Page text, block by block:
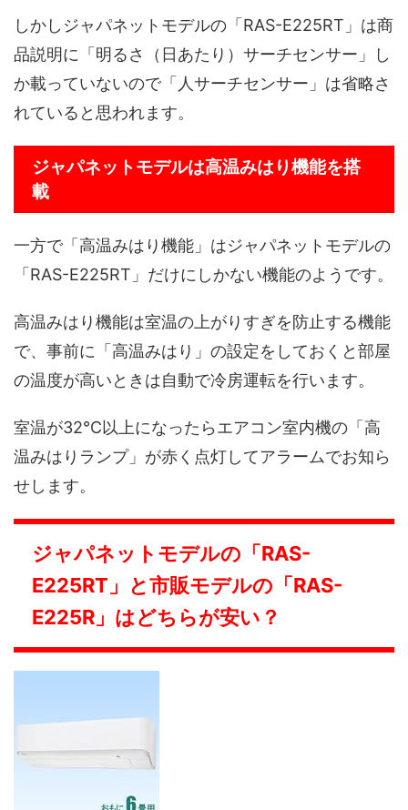
しかしジャパネットモデルの「RAS-E225RT」は商
品説明に「明るさ（日あたり）サーチセンサー」し
か載っていないので「人サーチセンサー」は省略さ
れていると思われます。
ジャパネットモデルは高温みはり機能を搭
載
一方で「高温みはり機能」はジャパネットモデルの
「RAS-E225RT」だけにしかない機能のようです。
高温みはり機能は室温の上がりすぎを防止する機能
で、事前に「高温みはり」の設定をしておくと部屋
の温度が高いときは自動で冷房運転を行います。
室温が32℃以上になったらエアコン室内機の「高
温みはりランプ」が赤く点灯してアラームでお知ら
せします。
ジャパネットモデルの「RAS-
E225RT」と市販モデルの「RAS-
E225R」はどちらが安い？